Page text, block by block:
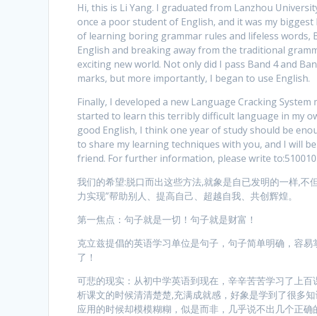
Hi, this is Li Yang. I graduated from Lanzhou
once a poor student of English, and it was my
of learning boring grammar rules and lifeless
English and breaking away from the traditional
exciting new world. Not only did I pass Band 4 and
marks, but more importantly, I began to use English.
Finally, I developed a new Language Cracking
started to learn this terribly difficult language in my
good English, I think one year of study should be
to share my learning techniques with you, and I will
friend. For further information, please write to:510010
我们的希望:脱口而出这些方法,就象是自已发明的一样,
力实现”帮助别人、提高自己、超越自我、共创辉煌。
第一焦点：句子就是一切！句子就是财富！
克立兹提倡的英语学习单位是句子，句子简单明确，容
了！
可悲的现实：从初中学英语到现在，辛辛苦苦学习了上
析课文的时候清清楚楚,充满成就感，好象是学到了很多
应用的时候却模模糊糊，似是而非，几乎说不出几个正确